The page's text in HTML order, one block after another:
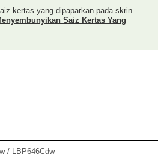
kertas yang dipaparkan pada skrin
Saiz Kertas Yang
/ LBP646Cdw